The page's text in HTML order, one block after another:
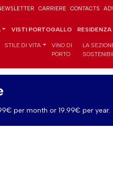
CARRIERE CONTACTS
VISTI PORTOGALLO
STILE DI VITA
VINO DI
PORTO
LA
per month or 19.99€ per year.